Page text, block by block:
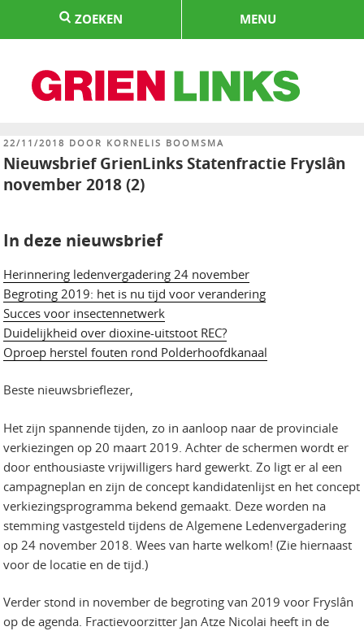
springen
ZOEKEN MENU
HOME
GEPLAATST
OP
22/11/2018 DOOR KORNELIS BOOMSMA
Nieuwsbrief GrienLinks Statenfractie Fryslân
november 2018 (2)
In deze nieuwsbrief
Herinnering ledenvergadering 24 november
Begroting 2019: het is nu tijd voor verandering
Succes voor insectennetwerk
Duidelijkheid over dioxine-uitstoot REC?
Oproep herstel fouten rond Polderhoofdkanaal
Beste nieuwsbrieflezer,
Het zijn spannende tijden, zo in aanloop naar de provinciale
verkiezingen op 20 maart 2019. Achter de schermen wordt er
door enthousiaste vrijwilligers hard gewerkt. Zo ligt er al een
campagneplan en zijn de concept kandidatenlijst en het concept
verkiezingsprogramma bekend gemaakt. Deze worden na
stemming vastgesteld tijdens de Algemene Ledenvergadering
op 24 november 2018. Wees van harte welkom! (Zie hiernaast
voor de locatie en de tijd.)
Verder stond in november de begroting van 2019 voor Fryslân
op de agenda. Fractievoorzitter Jan Atze Nicolai heeft in de